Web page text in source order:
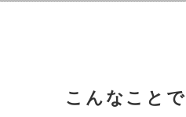
こんなことで